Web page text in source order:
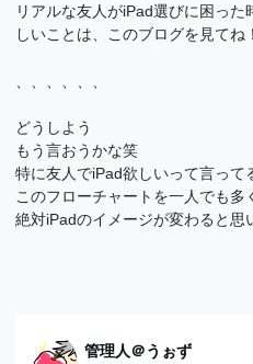
リアルな友人がiPad選びに困っ
しいことは、このブログを見て
どうしよう
もう言おうかな笑
特に友人でiPad欲しいって言って
このフローチャートを一人でも多
絶対iPadのイメージが変わると思
管理人＠うぉず